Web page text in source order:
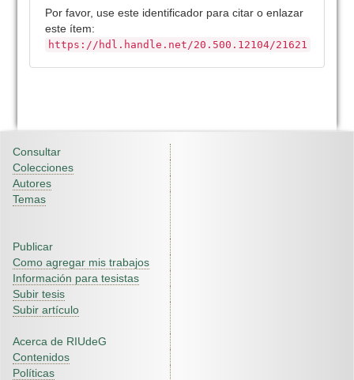
Por favor, use este identificador para citar o enlazar
este ítem:
https://hdl.handle.net/20.500.12104/21621
Consultar
Colecciones
Autores
Temas
Publicar
Como agregar mis trabajos
Información para tesistas
Subir tesis
Subir artículo
Acerca de RIUdeG
Contenidos
Políticas